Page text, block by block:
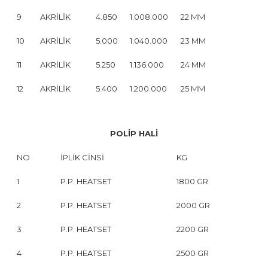
9 AKRİLİK 4.850 1.008.000 22 MM
10 AKRİLİK 5.000 1.040.000 23 MM
11 AKRİLİK 5.250 1.136.000 24 MM
12 AKRİLİK 5.400 1.200.000 25 MM
POLİP HALİ
NO İPLİK CİNSİ KG
1 P.P. HEATSET 1800 GR
2 P.P. HEATSET 2000 GR
3 P.P. HEATSET 2200 GR
4 P.P. HEATSET 2500 GR